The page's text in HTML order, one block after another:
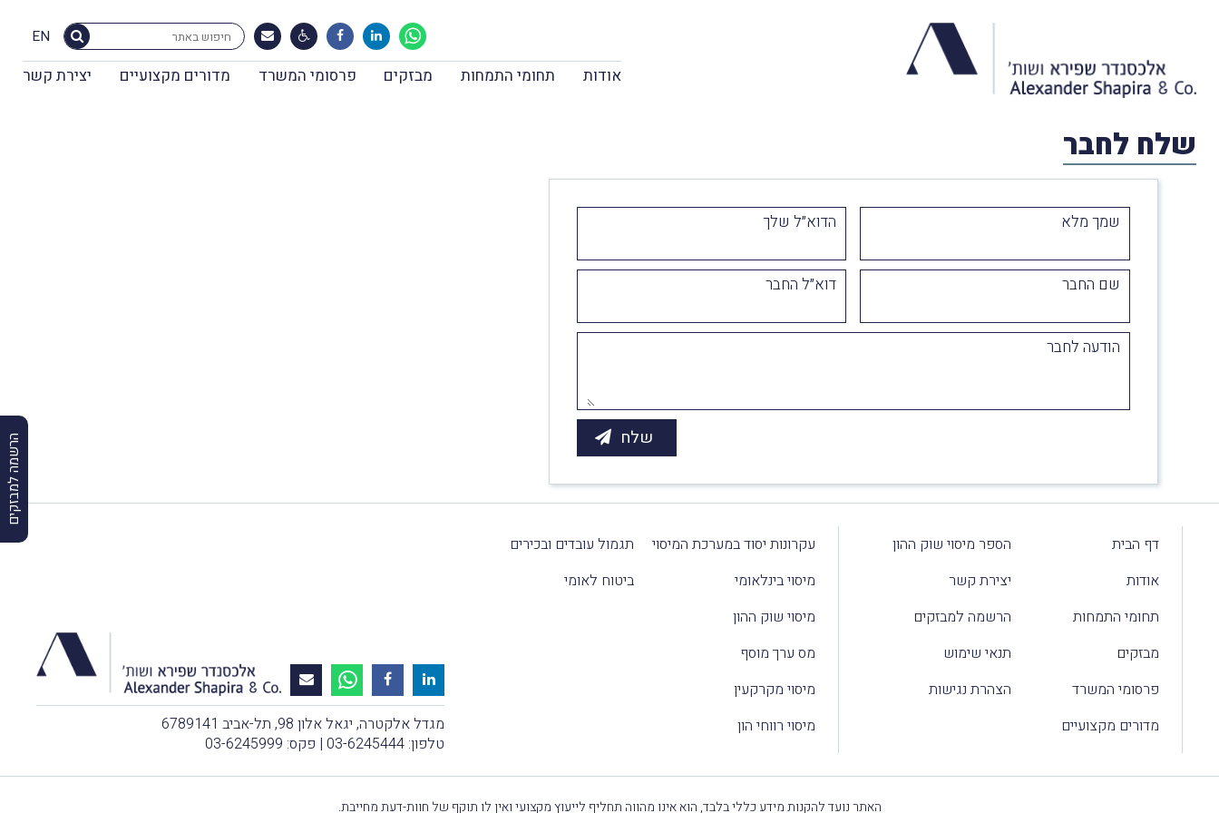
EN
אודות תחומי התמחות מבזקים פרסומי המשרד מדורים מקצועיים יצירת קשר
הרשמה למבזקים
שלח לחבר
שמך מלא הדוא״ל שלך
שם החבר דוא״ל החבר
הודעה לחבר
דף הבית
אודות
תחומי התמחות
מבזקים
פרסומי המשרד
מדורים מקצועיים
הספר מיסוי שוק ההון
יצירת קשר
הרשמה למבזקים
תנאי שימוש
הצהרת נגישות
עקרונות יסוד במערכת המיסוי
מיסוי בינלאומי
מיסוי שוק ההון
מס ערך מוסף
מיסוי מקרקעין
מיסוי רווחי הון
תגמול עובדים ובכירים
ביטוח לאומי
מגדל אלקטרה, יגאל אלון 98, תל-אביב 6789141
טלפון: 03-6245444 | פקס: 03-6245999
האתר נועד להקנות מידע כללי בלבד, הוא אינו מהווה תחליף לייעוץ מקצועי ואין לו תוקף של חוות-דעת מחייבת.